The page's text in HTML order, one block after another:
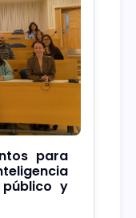
para
y